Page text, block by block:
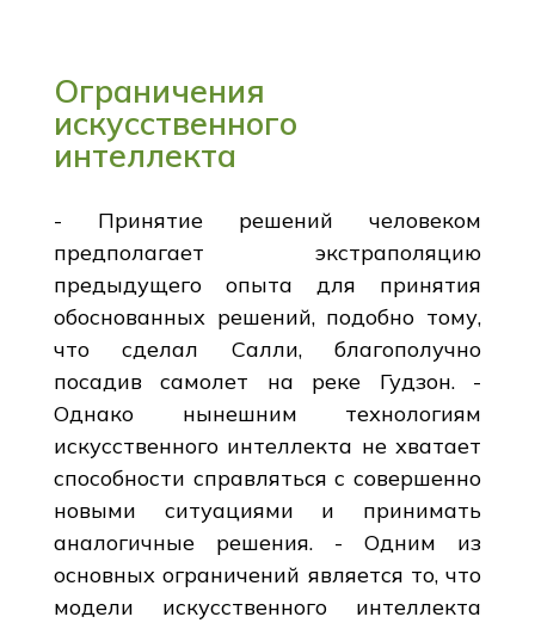
Ограничения
искусственного
интеллекта
- Принятие решений человеком
предполагает экстраполяцию
предыдущего опыта для принятия
обоснованных решений, подобно тому,
что сделал Салли, благополучно
посадив самолет на реке Гудзон. -
Однако нынешним технологиям
искусственного интеллекта не хватает
способности справляться с совершенно
новыми ситуациями и принимать
аналогичные решения. - Одним из
основных ограничений является то, что
модели искусственного интеллекта